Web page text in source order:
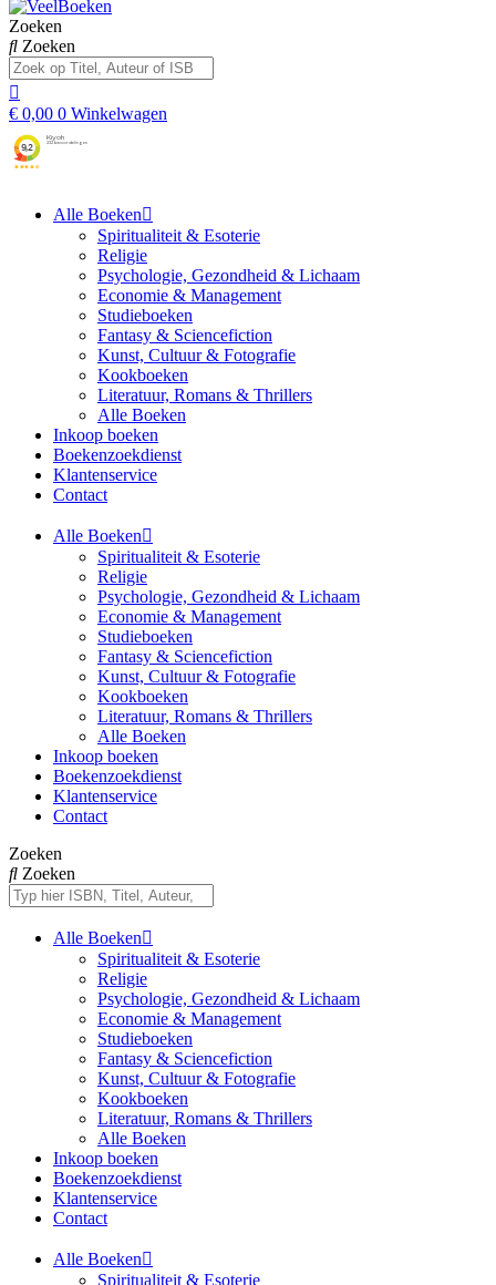
Zoeken
Zoeken
€ 0,00 0 Winkelwagen
Alle Boeken
Spiritualiteit & Esoterie
Religie
Psychologie, Gezondheid & Lichaam
Economie & Management
Studieboeken
Fantasy & Sciencefiction
Kunst, Cultuur & Fotografie
Kookboeken
Literatuur, Romans & Thrillers
Alle Boeken
Inkoop boeken
Boekenzoekdienst
Klantenservice
Contact
Alle Boeken
Spiritualiteit & Esoterie
Religie
Psychologie, Gezondheid & Lichaam
Economie & Management
Studieboeken
Fantasy & Sciencefiction
Kunst, Cultuur & Fotografie
Kookboeken
Literatuur, Romans & Thrillers
Alle Boeken
Inkoop boeken
Boekenzoekdienst
Klantenservice
Contact
Zoeken
Zoeken
Alle Boeken
Spiritualiteit & Esoterie
Religie
Psychologie, Gezondheid & Lichaam
Economie & Management
Studieboeken
Fantasy & Sciencefiction
Kunst, Cultuur & Fotografie
Kookboeken
Literatuur, Romans & Thrillers
Alle Boeken
Inkoop boeken
Boekenzoekdienst
Klantenservice
Contact
Alle Boeken
Spiritualiteit & Esoterie